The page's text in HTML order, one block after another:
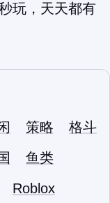
玩，天天都有
策略
格斗
鱼类
Roblox